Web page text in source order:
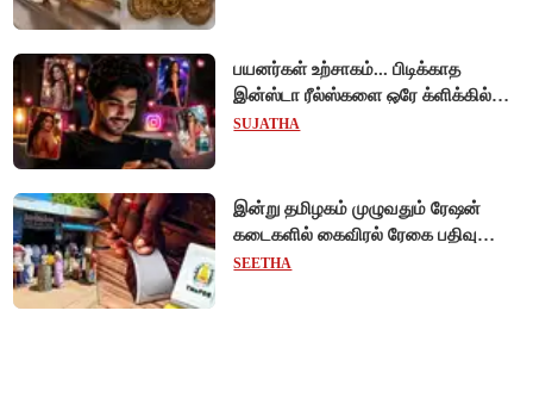
பயனர்கள் உற்சாகம்... பிடிக்காத
இன்ஸ்டா ரீல்ஸ்களை ஒரே க்ளிக்கில்
மாற்றியமைக்கலாம்!
SUJATHA
இன்று தமிழகம் முழுவதும் ரேஷன்
கடைகளில் கைவிரல் ரேகை பதிவு
சிறப்பு முகாம்!
SEETHA